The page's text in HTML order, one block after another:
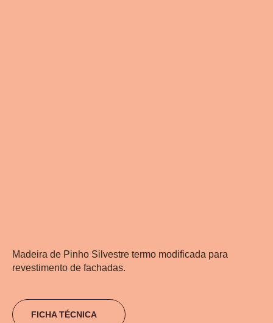
Madeira de Pinho Silvestre termo modificada para
revestimento de fachadas.
FICHA TÉCNICA